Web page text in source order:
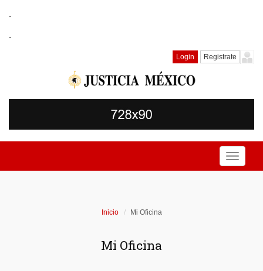
.
.
Login Registrate
Toggle
Inicio Mi Oficina
Mi Oficina